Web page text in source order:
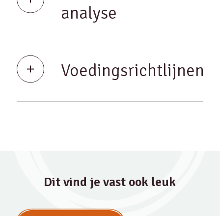
analyse
Voedingsrichtlijnen
Dit vind je vast ook leuk